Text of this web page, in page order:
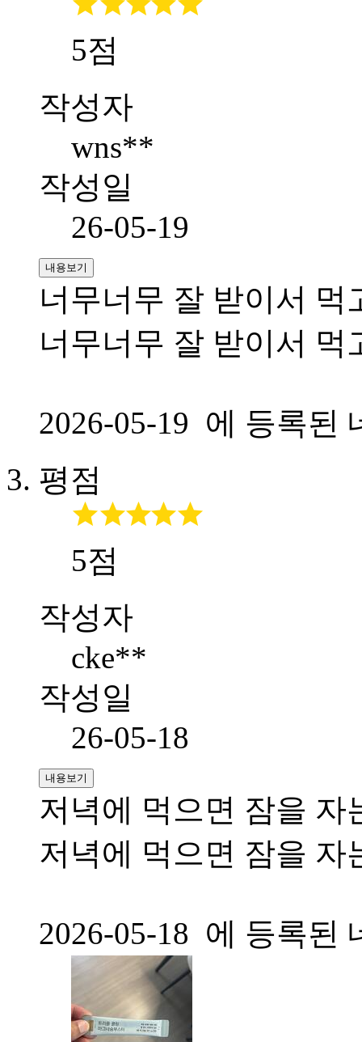
5점
작성자
wns**
작성일
26-05-19
내용보기
너무너무 잘 받이서 먹
너무너무 잘 받이서 먹
2026-05-19 에 등록된
평점
5점
작성자
cke**
작성일
26-05-18
내용보기
저녁에 먹으면 잠을 자
저녁에 먹으면 잠을 자
2026-05-18 에 등록된